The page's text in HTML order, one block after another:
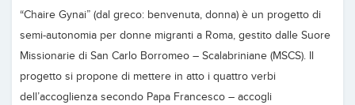
“Chaire Gynai” (dal greco: benvenuta, donna) è un progetto di
semi-autonomia per donne migranti a Roma, gestito dalle Suore
Missionarie di San Carlo Borromeo – Scalabriniane (MSCS). Il
progetto si propone di mettere in atto i quattro verbi
dell’accoglienza secondo Papa Francesco – accogli